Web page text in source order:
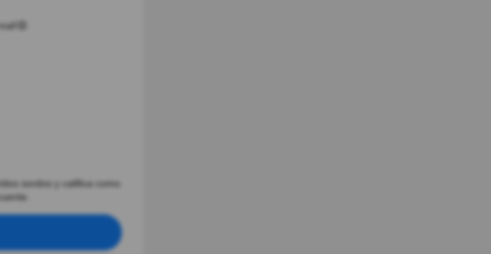
sordos y califica como